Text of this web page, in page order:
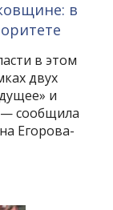
в
в этом
двух
и
— сообщила
Егорова-